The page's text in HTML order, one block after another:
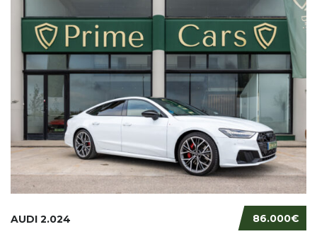
86.000€
AUDI 2.024